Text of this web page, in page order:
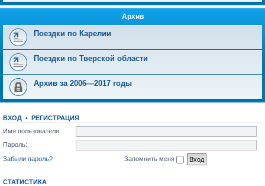
Архив
Поездки по Карелии
Поездки по Тверской области
Архив за 2006—2017 годы
ВХОД • РЕГИСТРАЦИЯ
Имя пользователя:
Пароль:
Забыли пароль?
Запомнить меня
СТАТИСТИКА